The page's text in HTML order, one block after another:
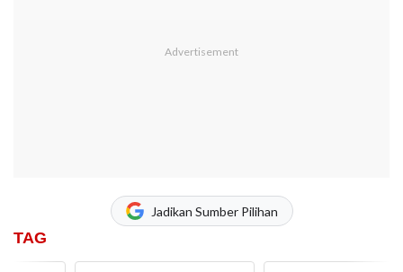
Jadikan Sumber Pilihan
TAG